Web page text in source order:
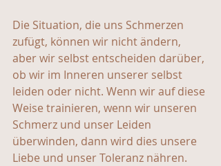
Die Situation, die uns Schmerzen
zufügt, können wir nicht ändern,
aber wir selbst entscheiden darüber,
ob wir im Inneren unserer selbst
leiden oder nicht. Wenn wir auf diese
Weise trainieren, wenn wir unseren
Schmerz und unser Leiden
überwinden, dann wird dies unsere
Liebe und unser Toleranz nähren.